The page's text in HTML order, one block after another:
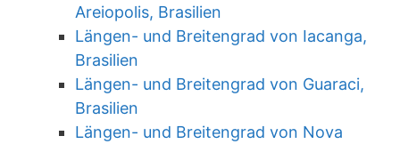
Areiopolis, Brasilien
Längen- und Breitengrad von Iacanga,
Brasilien
Längen- und Breitengrad von Guaraci,
Brasilien
Längen- und Breitengrad von Nova